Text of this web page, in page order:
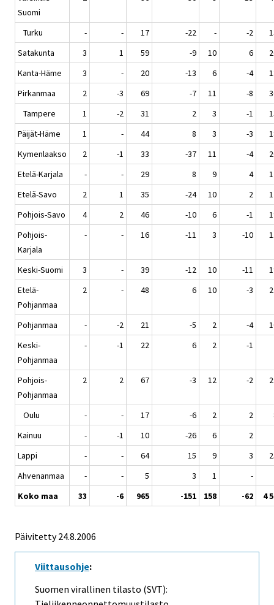
Suomi
Turku - - 17 -22 - -2
Satakunta
3 1 59 -9 10 6
Kanta-Häme
3 - 20 -13 6 -4
Pirkanmaa
2 -3 69 -7 11 -8
Tampere
1 -2 31 2 3 -1
Päijät-Häme
1 - 44 8 3 -3
Kymenlaakso
2 -1 33 -37 11 -4
Etelä-Karjala
- - 29 8 9 4
Etelä-Savo
2 1 35 -24 10 2
Pohjois-Savo
4 2 46 -10 6 -1
Pohjois-
Karjala
- - 16 -11 3 -10
Keski-Suomi 3 - 39 -12 10 -11
Etelä-
Pohjanmaa
2 - 48 6 10 -3
Pohjanmaa - -2 21 -5 2 -4
Keski-
Pohjanmaa
- -1 22 6 2 -1
Pohjois-
Pohjanmaa
2 2 67 -3 12 -2
Oulu - - 17 -6 2 2
Kainuu
- -1 10 -26 6 2
Lappi
- - 64 15 9 3
Ahvenanmaa
- - 5 3 1 -
Koko maa
33 -6 965 -151 158 -62 4
Päivitetty24.8.2006
Viittausohje:
Suomen virallinen tilasto (SVT):